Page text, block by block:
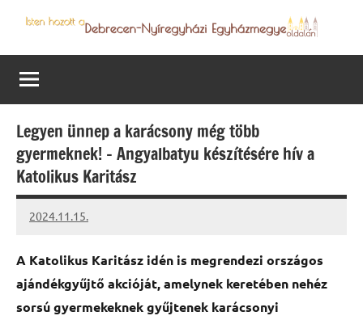
content
Debrecen-
Nyíregyházi
Egyházmegye
programjai
Legyen ünnep a karácsony még több
gyermeknek! – Angyalbatyu készítésére hív a
Katolikus Karitász
2024.11.15.
kovacs.agi
A Katolikus Karitász idén is megrendezi országos
ajándékgyűjtő akcióját, amelynek keretében nehéz
sorsú gyermekeknek gyűjtenek karácsonyi